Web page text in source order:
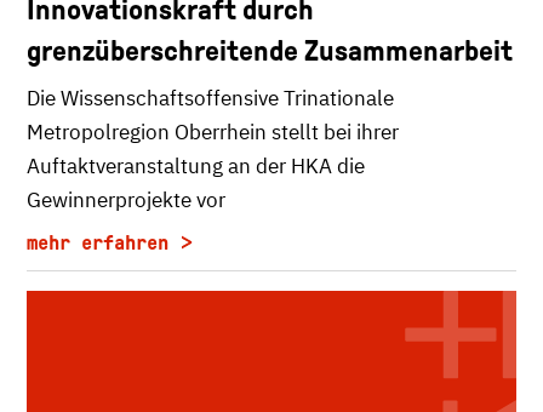
Innovationskraft durch
grenzüberschreitende Zusammenarbeit
Die Wissenschaftsoffensive Trinationale
Metropolregion Oberrhein stellt bei ihrer
Auftaktveranstaltung an der HKA die
Gewinnerprojekte vor
mehr erfahren